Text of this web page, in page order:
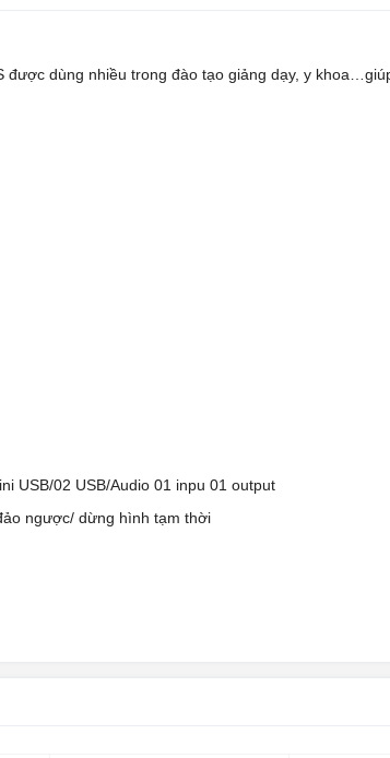
được dùng nhiều trong đào tạo giảng dạy, y
USB/02 USB/Audio 01 inpu 01 output
ngược/ dừng hình tạm thời